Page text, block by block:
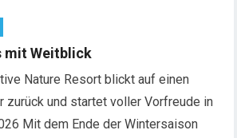
mit Weitblick
Nature Resort blickt auf einen
zurück und startet voller Vorfreude in
Mit dem Ende der Wintersaison